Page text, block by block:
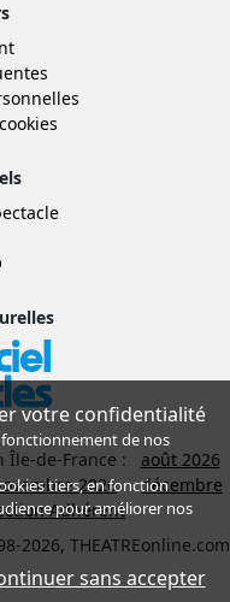
Île-de-France :
août 2026
2026
décembre
Adhérent
2026, THEATREonline.com
votre confidentialité
fonctionnement de nos
tiers, en fonction
pour améliorer nos
sans accepter